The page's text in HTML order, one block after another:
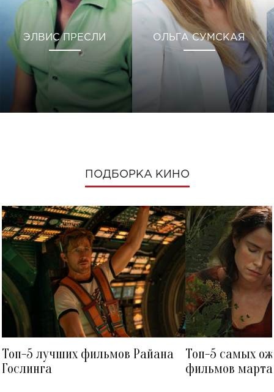
ЭЛВИС ПРЕСЛИ ОЛЬГА СУМСКАЯ
ПОДБОРКА КИНО
Топ-5 лучших фильмов Райана
Гослинга
Топ-5 самых
фильмов